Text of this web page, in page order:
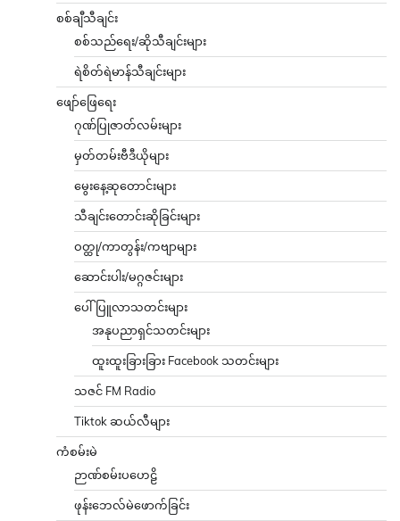
စစ်ချီသီချင်း
စစ်သည်ရေး/ဆိုသီချင်းများ
ရဲစိတ်ရဲမာန်သီချင်းများ
ဖျော်ဖြေရေး
ဂုဏ်ပြုဇာတ်လမ်းများ
မှတ်တမ်းဗီဒီယိုများ
မွေးနေ့ဆုတောင်းများ
သီချင်းတောင်းဆိုခြင်းများ
ဝတ္ထု/ကာတွန်း/ကဗျာများ
ဆောင်းပါး/မဂ္ဂဇင်းများ
ပေါ်ပြူလာသတင်းများ
အနုပညာရှင်သတင်းများ
ထူးထူးခြားခြား Facebook သတင်းများ
သဇင် FM Radio
Tiktok ဆယ်လီများ
ကံစမ်းမဲ
ဉာဏ်စမ်းပဟေဠိ
ဖုန်းဘေလ်မဲဖောက်ခြင်း